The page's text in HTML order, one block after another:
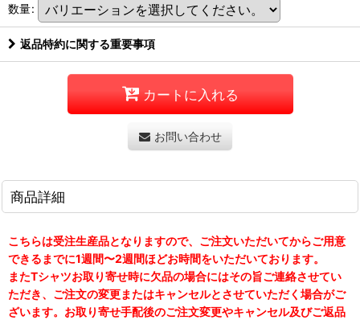
数量:
返品特約に関する重要事項
カートに入れる
お問い合わせ
商品詳細
こちらは受注生産品となりますので、ご注文いただいてからご用意
できるまでに1週間〜2週間ほどお時間をいただいております。
またTシャツお取り寄せ時に欠品の場合にはその旨ご連絡させてい
ただき、ご注文の変更またはキャンセルとさせていただく場合がご
ざいます。お取り寄せ手配後のご注文変更やキャンセル及びご返品